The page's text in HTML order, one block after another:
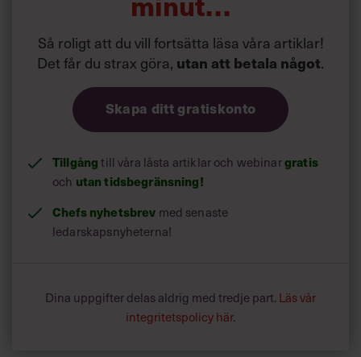
exempel, förutsatt att det inte har hänt något dramatiskt
Så roligt att du vill fortsätta läsa våra artiklar!
Det får du strax göra, utan att betala något.
Skapa ditt gratiskonto
Tillgångtill våra låsta artiklar och webinargratis
och utan tidsbegränsning!
Chefs nyhetsbrev med senaste
ledarskapsnyheterna!
Dina uppgifter delas aldrig med tredje part. Läs vår
integritetspolicy här.